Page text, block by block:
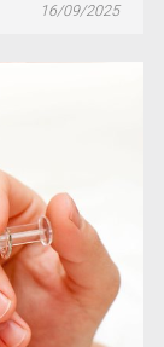
16/09/2025